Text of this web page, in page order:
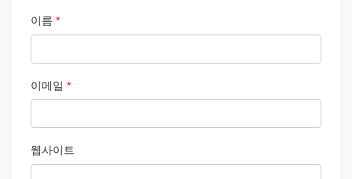
이름 *
이메일 *
웹사이트